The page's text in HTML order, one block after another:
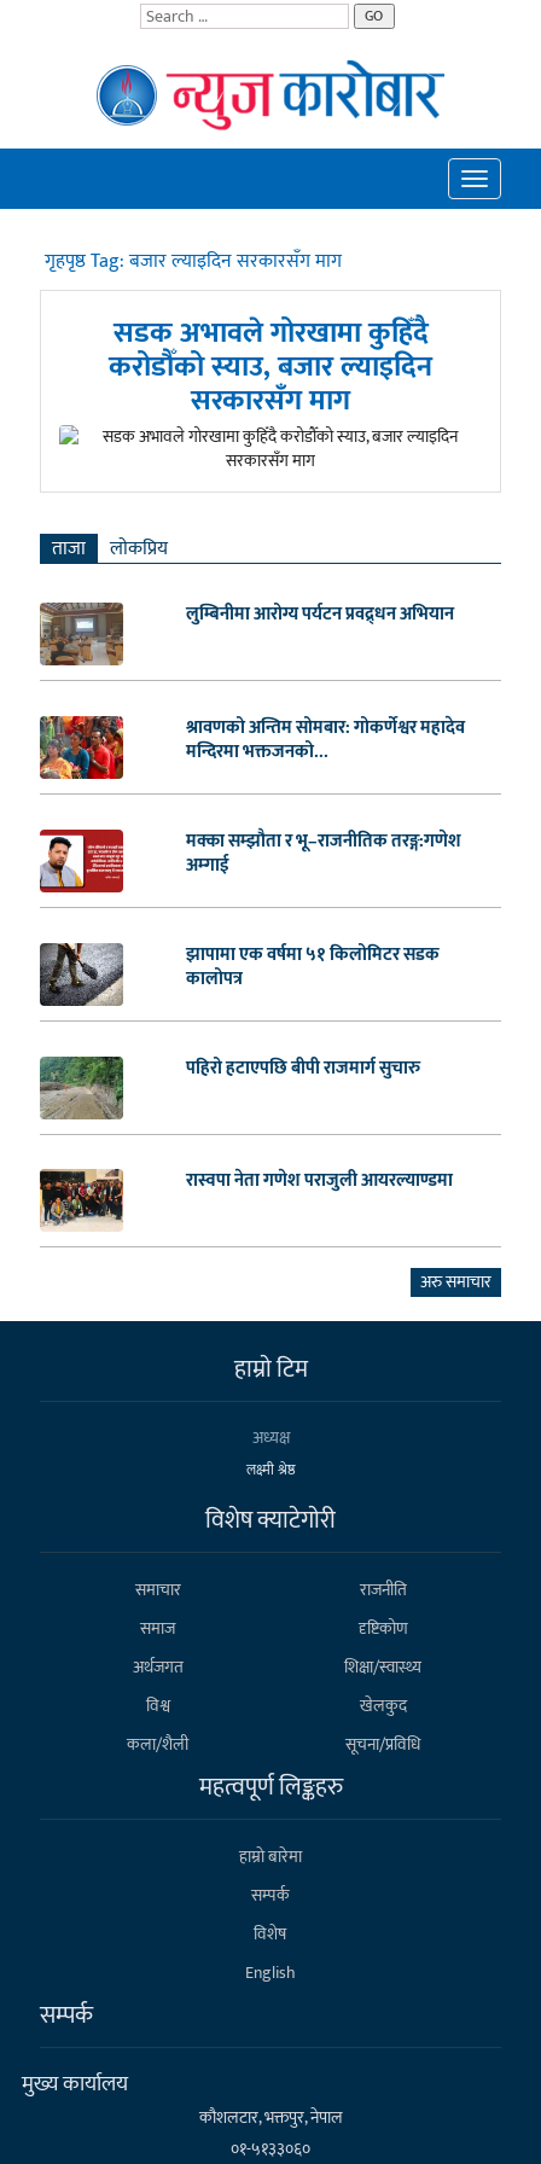
GO
Toggle
गृहपृष्ठTag:बजार ल्याइदिन सरकारसँग माग
सडक अभावले गोरखामा कुहिँदै
करोडौँको स्याउ, बजार ल्याइदिन
सरकारसँग माग
ताजा लाेकप्रिय
लुम्बिनीमा आरोग्य पर्यटन प्रवद्र्धन अभियान
श्रावणको अन्तिम सोमबार: गोकर्णेश्वर महादेव
मन्दिरमा भक्तजनको...
मक्का सम्झौता र भू–राजनीतिक तरङ्ग:गणेश
अम्गाई
झापामा एक वर्षमा ५१ किलोमिटर सडक
कालोपत्र
पहिरो हटाएपछि बीपी राजमार्ग सुचारु
रास्वपा नेता गणेश पराजुली आयरल्याण्डमा
अरु समाचार
हाम्राे टिम
अध्यक्ष
लक्ष्मी श्रेष्ठ
विशेष क्याटेगाेरी
समाचार
राजनीति
समाज
दृष्टिकोण
अर्थजगत
शिक्षा/स्वास्थ्य
विश्व
खेलकुद
कला/शैली
सूचना/प्रविधि
महत्वपूर्ण लिङ्कहरु
हाम्राे बारेमा
सम्पर्क
विशेष
English
सम्पर्क
मुख्य कार्यालय
कौशलटार, भक्तपुर, नेपाल
०१-५१३३०६०